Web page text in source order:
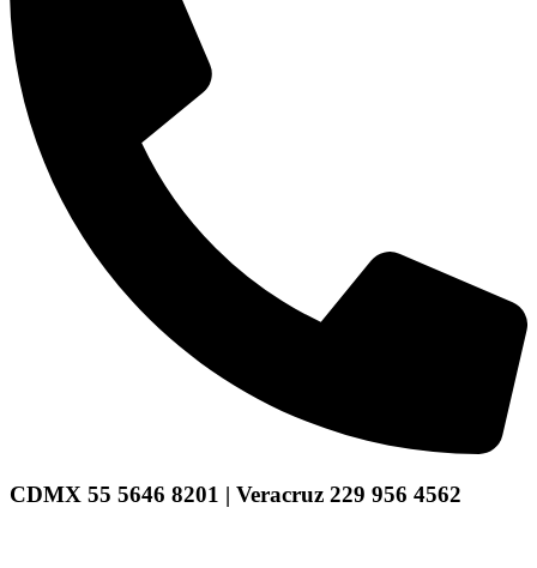
CDMX 55 5646 8201 | Veracruz 229 956 4562